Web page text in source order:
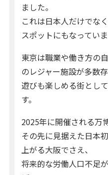
ました。
これは日本人だけでな
スポットにもなっていま
東京は職業や働き方の
のレジャー施設が多数存
遊びも楽しめる街とし
す。
2025年に開催される万
その先に見据えた日本
上がる大阪でさえ、
将来的な労働人口不足